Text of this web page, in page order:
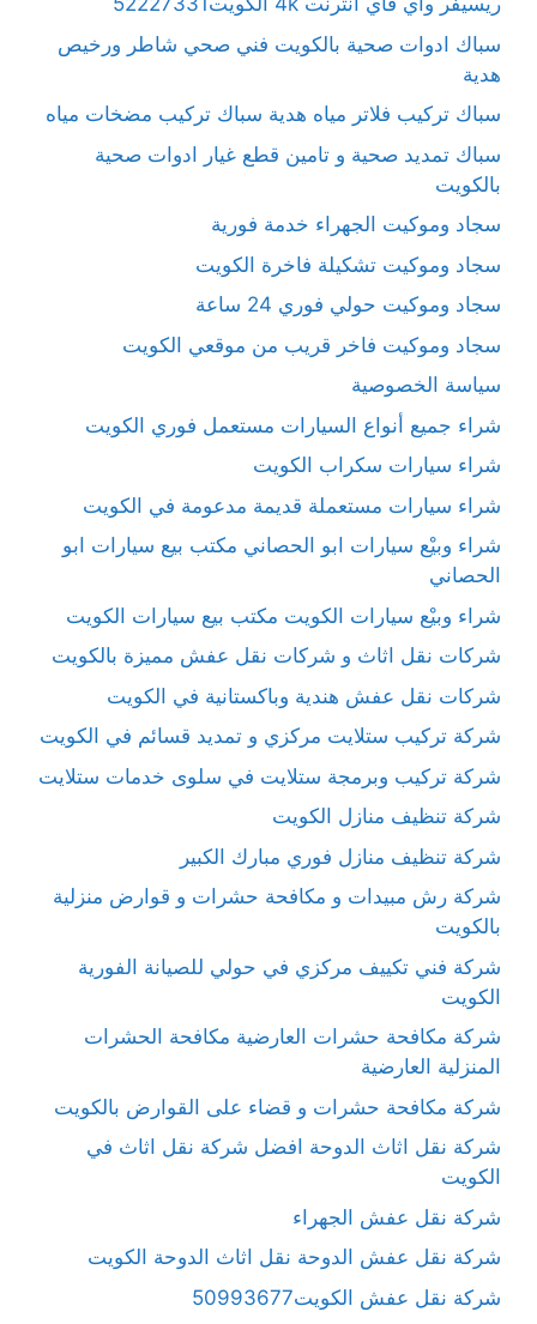
سباك ادوات صحية بالكويت فني صحي شاطر ورخيص
هدية
سباك تركيب فلاتر مياه هدية سباك تركيب مضخات مياه
سباك تمديد صحية و تامين قطع غيار ادوات صحية
بالكويت
سجاد وموكيت الجهراء خدمة فورية
سجاد وموكيت تشكيلة فاخرة الكويت
سجاد وموكيت حولي فوري 24 ساعة
سجاد وموكيت فاخر قريب من موقعي الكويت
سياسة الخصوصية
شراء جميع أنواع السيارات مستعمل فوري الكويت
شراء سيارات سكراب الكويت
شراء سيارات مستعملة قديمة مدعومة في الكويت
شراء وبيْع سيارات ابو الحصاني مكتب بيع سيارات ابو
الحصاني
شراء وبيْع سيارات الكويت مكتب بيع سيارات الكويت
شركات نقل اثاث و شركات نقل عفش مميزة بالكويت
شركات نقل عفش هندية وباكستانية في الكويت
شركة تركيب ستلايت مركزي و تمديد قسائم في الكويت
شركة تركيب وبرمجة ستلايت في سلوى خدمات ستلايت
شركة تنظيف منازل الكويت
شركة تنظيف منازل فوري مبارك الكبير
شركة رش مبيدات و مكافحة حشرات و قوارض منزلية
بالكويت
شركة فني تكييف مركزي في حولي للصيانة الفورية
الكويت
شركة مكافحة حشرات العارضية مكافحة الحشرات
المنزلية العارضية
شركة مكافحة حشرات و قضاء على القوارض بالكويت
شركة نقل اثاث الدوحة افضل شركة نقل اثاث في
الكويت
شركة نقل عفش الجهراء
شركة نقل عفش الدوحة نقل اثاث الدوحة الكويت
شركة نقل عفش الكويت50993677